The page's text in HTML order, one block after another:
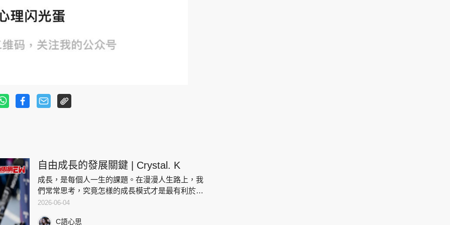
自由成長的發展關鍵 | Crystal. K
成長，是每個人一生的課題。在漫漫人生路上，我
們常常思考，究竟怎樣的成長模式才是最有利於個
體發展的呢？我越來越覺得大部分人應是自由成
2026-06-04
C語心思